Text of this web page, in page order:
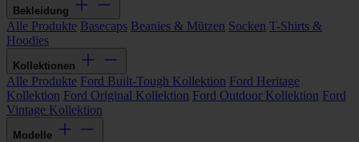
Bekleidung
Alle Produkte Basecaps Beanies & Mützen Socken T-Shirts &
Hoodies
Kollektionen
Alle Produkte Ford Built-Tough Kollektion Ford Heritage
Kollektion Ford Original Kollektion Ford Outdoor Kollektion Ford
Vintage Kollektion
Modelle